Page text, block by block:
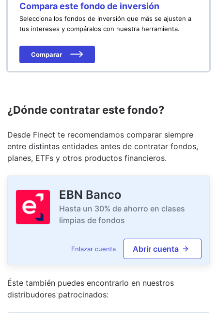
Compara este fondo de inversión
Selecciona los fondos de inversión que más se ajusten a
tus intereses y compáralos con nuestra herramienta.
Comparar
¿Dónde contratar este fondo?
Desde Finect te recomendamos comparar siempre
entre distintas entidades antes de contratar fondos,
planes, ETFs y otros productos financieros.
EBN Banco
Hasta un 30% de ahorro en clases
limpias de fondos
Enlazar cuenta Abrir cuenta
Éste también puedes encontrarlo en nuestros
distribudores patrocinados: